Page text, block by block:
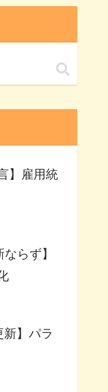
】雇用統
らず】
新】パラ